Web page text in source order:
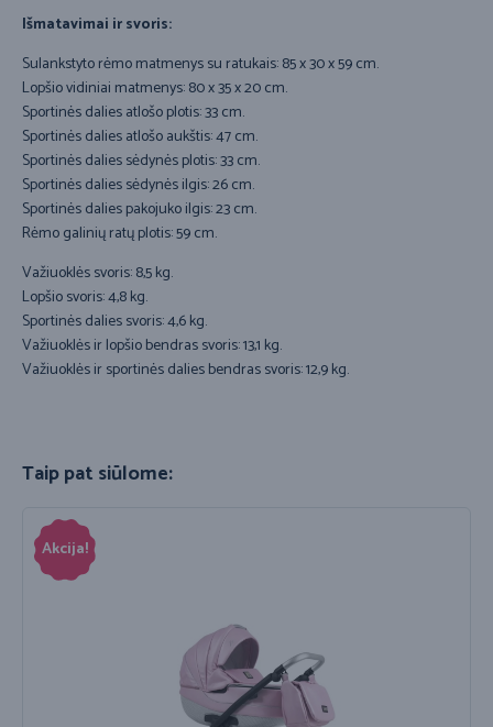
Išmatavimai ir svoris:
Sulankstyto rėmo matmenys su ratukais: 85 x 30 x 59 cm.
Lopšio vidiniai matmenys: 80 x 35 x 20 cm.
Sportinės dalies atlošo plotis: 33 cm.
Sportinės dalies atlošo aukštis: 47 cm.
Sportinės dalies sėdynės plotis: 33 cm.
Sportinės dalies sėdynės ilgis: 26 cm.
Sportinės dalies pakojuko ilgis: 23 cm.
Rėmo galinių ratų plotis: 59 cm.
Važiuoklės svoris: 8,5 kg.
Lopšio svoris: 4,8 kg.
Sportinės dalies svoris: 4,6 kg.
Važiuoklės ir lopšio bendras svoris: 13,1 kg.
Važiuoklės ir sportinės dalies bendras svoris: 12,9 kg.
Taip pat siūlome:
Akcija!